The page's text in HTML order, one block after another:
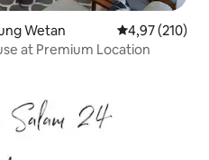
Wetan Gemiddelde
4,97 (210)
at Premium Location